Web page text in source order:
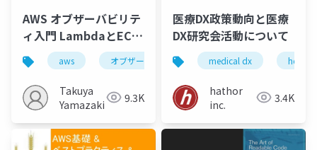
AWS オブザーバビリテ
ィ入門 LambdaとECS
で実践するベストプラ
クティス
aws オブザーバビリティ aws x-ray
Takuya
Yamazaki
9.3K
医療DX政策動向と医療
DX研究会活動について
medical dx health
hathor
inc.
3.4K